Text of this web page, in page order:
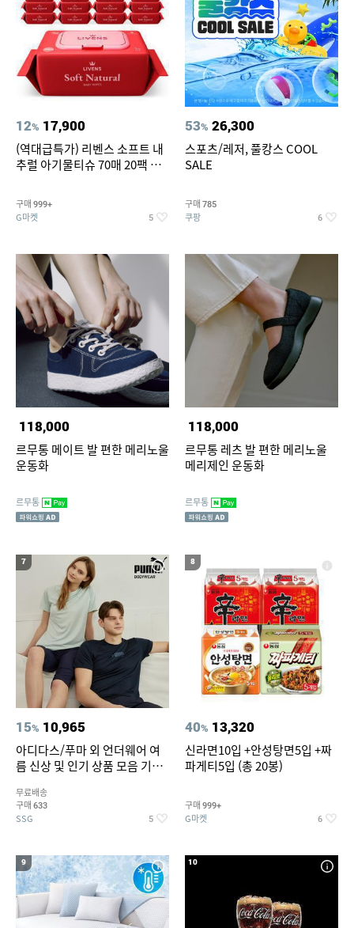
12% 17,900
(역대급특가) 리벤스 소프트 내
추럴 아기물티슈 70매 20팩 캡
구매 999+
G마켓 5
53% 26,300
스포츠/레저, 풀캉스 COOL
SALE
구매 785
쿠팡 6
118,000
르무통 메이트 발 편한 메리노울
운동화
르무통
118,000
르무통 레츠 발 편한 메리노울
메리제인 운동화
르무통
7
15% 10,965
아디다스/푸마 외 언더웨어 여
름 신상 및 인기 상품 모음 기획
무료배송
구매 633
SSG 5
8
40% 13,320
신라면10입 +안성탕면5입 +짜
파게티5입 (총 20봉)
구매 999+
G마켓 6
9 10